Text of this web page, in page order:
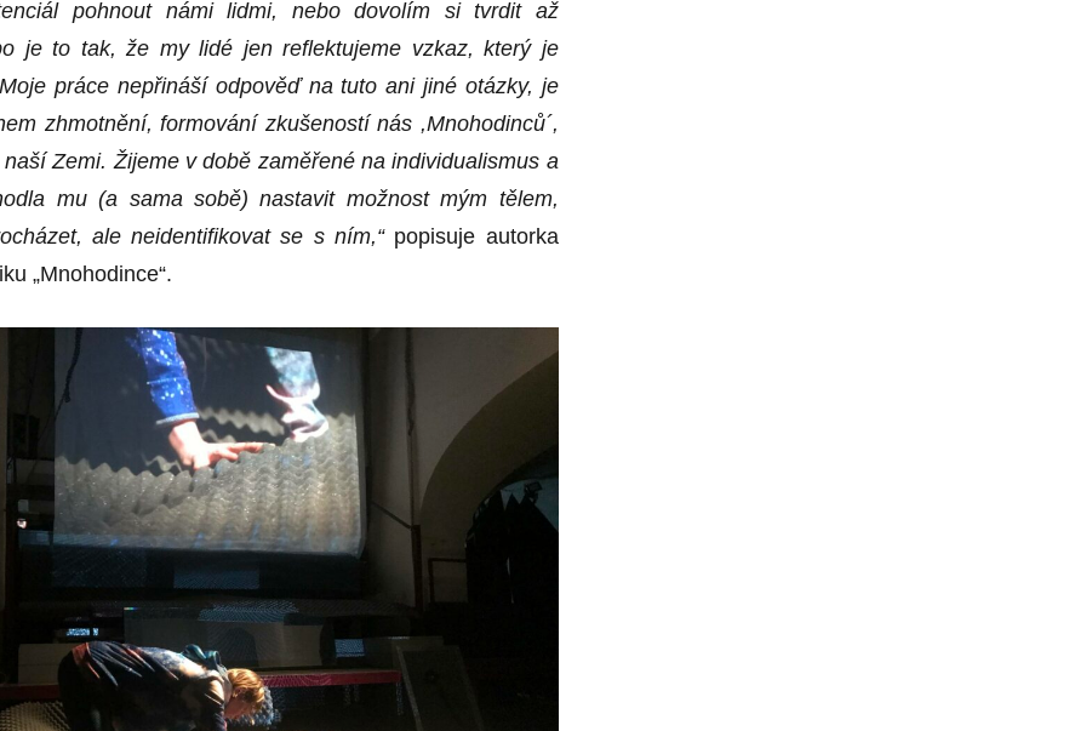
pohnout námi lidmi, nebo dovolím si tvrdit až
je to tak, že my lidé jen reflektujeme vzkaz, který je
práce nepřináší odpověď na tuto ani jiné otázky, je
zhmotnění, formování zkušeností nás ,Mnohodinců´,
Zemi. Žijeme v době zaměřené na individualismus a
mu (a sama sobě) nastavit možnost mým tělem,
ale neidentifikovat se s ním,“popisuje autorka
„Mnohodince“.